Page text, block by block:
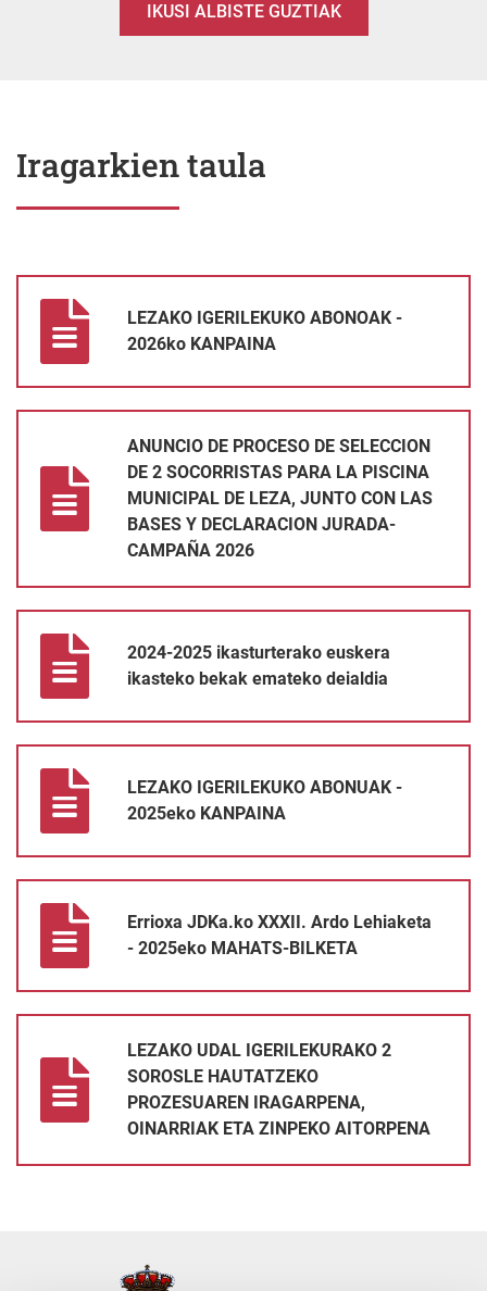
IKUSI ALBISTE GUZTIAK
Iragarkien taula
LEZAKO IGERILEKUKO ABONOAK -
2026ko KANPAINA
ANUNCIO DE PROCESO DE SELECCION
DE 2 SOCORRISTAS PARA LA PISCINA
MUNICIPAL DE LEZA, JUNTO CON LAS
BASES Y DECLARACION JURADA-
CAMPAÑA 2026
2024-2025 ikasturterako euskera
ikasteko bekak emateko deialdia
LEZAKO IGERILEKUKO ABONUAK -
2025eko KANPAINA
Errioxa JDKa.ko XXXII. Ardo Lehiaketa
- 2025eko MAHATS-BILKETA
LEZAKO UDAL IGERILEKURAKO 2
SOROSLE HAUTATZEKO
PROZESUAREN IRAGARPENA,
OINARRIAK ETA ZINPEKO AITORPENA